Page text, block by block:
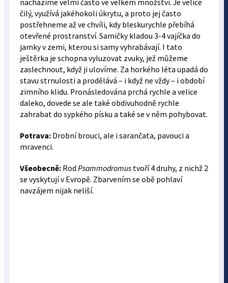
nacházíme velmi často ve velkém množství. Je velice
čilý, využívá jakéhokoli úkrytu, a proto jej často
postřehneme až ve chvíli, kdy bleskurychle přebíhá
otevřené prostranství. Samičky kladou 3-4 vajíčka do
jamky v zemi, kterou si samy vyhrabávají. I tato
ještěrka je schopna vyluzovat zvuky, jež můžeme
zaslechnout, když ji ulovíme. Za horkého léta upadá do
stavu strnulosti a prodělává – i když ne vždy – i období
zimního klidu. Pronásledována prchá rychle a velice
daleko, dovede se ale také obdivuhodně rychle
zahrabat do sypkého písku a také se v něm pohybovat.
Potrava:Drobní brouci, ale i sarančata, pavouci a
mravenci.
Všeobecně:Rod Psammodromustvoří 4 druhy, z nichž 2
se vyskytují v Evropě. Zbarvením se obě pohlaví
navzájem nijak neliší.